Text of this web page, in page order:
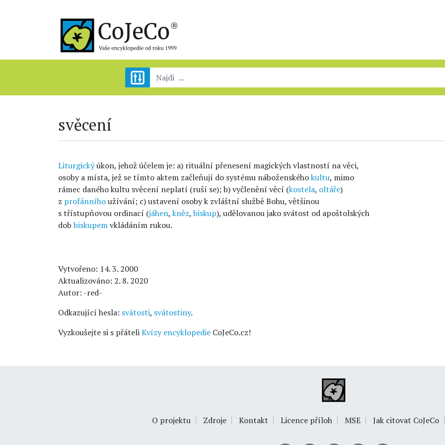
svěcení
Liturgickýúkon, jehož účelem je: a) rituální přenesení magických vlastností na věci,
osoby a místa, jež se tímto aktem začleňují do systému náboženskéhokultu, mimo
rámec daného kultu svěcení neplatí (ruší se); b) vyčlenění věcí (kostela, oltáře)
z profánníhoužívání; c) ustavení osoby k zvláštní službě Bohu, většinou
s třístupňovou ordinací (jáhen,kněz, biskup), udělovanou jako svátost od apoštolských
dob biskupemvkládáním rukou.
Vytvořeno: 14. 3. 2000
Aktualizováno: 2. 8. 2020
Autor: -red-
Odkazující hesla: svátosti, svátostiny.
Vyzkoušejte si s přáteliKvízy encyklopedie CoJeCo.cz!
O projektu Zdroje Kontakt Licence příloh MSE Jak citovat CoJeCo